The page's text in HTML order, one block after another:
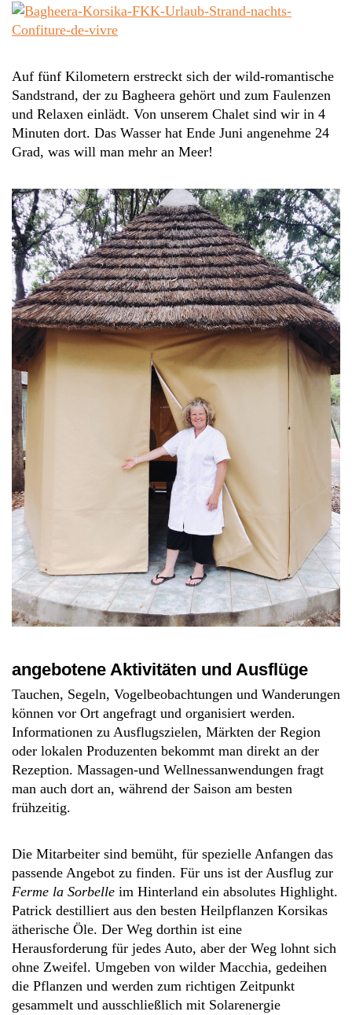
Auf fünf Kilometern erstreckt sich der wild-romantische
Sandstrand, der zu Bagheera gehört und zum Faulenzen
und Relaxen einlädt. Von unserem Chalet sind wir in 4
Minuten dort. Das Wasser hat Ende Juni angenehme 24
Grad, was will man mehr an Meer!
angebotene Aktivitäten und Ausflüge
Tauchen, Segeln, Vogelbeobachtungen und Wanderungen
können vor Ort angefragt und organisiert werden.
Informationen zu Ausflugszielen, Märkten der Region
oder lokalen Produzenten bekommt man direkt an der
Rezeption. Massagen-und Wellnessanwendungen fragt
man auch dort an, während der Saison am besten
frühzeitig.
Die Mitarbeiter sind bemüht, für spezielle Anfangen das
passende Angebot zu finden. Für uns ist der Ausflug zur
Ferme la Sorbelle im Hinterland ein absolutes Highlight.
Patrick destilliert aus den besten Heilpflanzen Korsikas
ätherische Öle. Der Weg dorthin ist eine
Herausforderung für jedes Auto, aber der Weg lohnt sich
ohne Zweifel. Umgeben von wilder Macchia, gedeihen
die Pflanzen und werden zum richtigen Zeitpunkt
gesammelt und ausschließlich mit Solarenergie